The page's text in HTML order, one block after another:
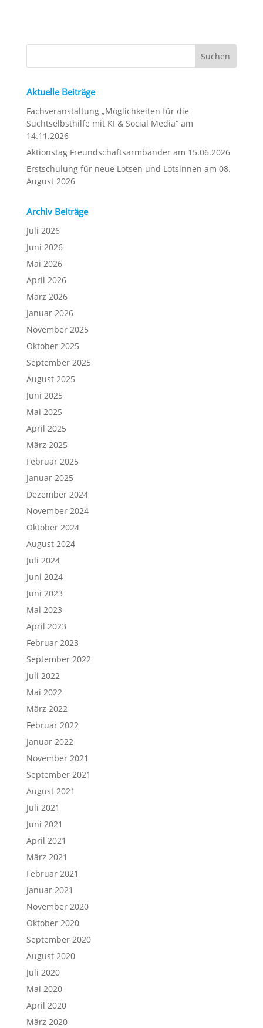
Aktuelle Beiträge
Fachveranstaltung „Möglichkeiten für die
Suchtselbsthilfe mit KI & Social Media“ am
14.11.2026
Aktionstag Freundschaftsarmbänder am 15.06.2026
Erstschulung für neue Lotsen und Lotsinnen am 08.
August 2026
Archiv Beiträge
Juli 2026
Juni 2026
Mai 2026
April 2026
März 2026
Januar 2026
November 2025
Oktober 2025
September 2025
August 2025
Juni 2025
Mai 2025
April 2025
März 2025
Februar 2025
Januar 2025
Dezember 2024
November 2024
Oktober 2024
August 2024
Juli 2024
Juni 2024
Juni 2023
Mai 2023
April 2023
Februar 2023
September 2022
Juli 2022
Mai 2022
März 2022
Februar 2022
Januar 2022
November 2021
September 2021
August 2021
Juli 2021
Juni 2021
April 2021
März 2021
Februar 2021
Januar 2021
November 2020
Oktober 2020
September 2020
August 2020
Juli 2020
Mai 2020
April 2020
März 2020